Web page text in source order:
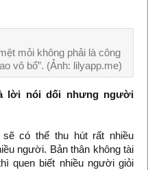
mỏi không phải là công
vô bổ”. (Ảnh: lilyapp.me)
lời nói dối nhưng người
có thể thu hút rất nhiều
người. Bản thân không tài
quen biết nhiều người giỏi